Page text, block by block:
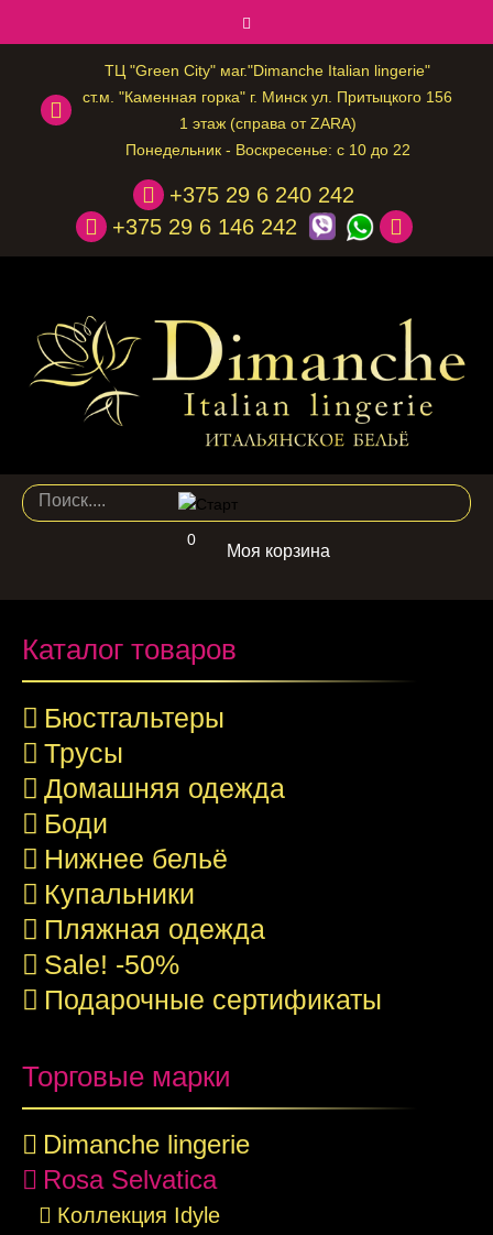
ТЦ "Green City" маг."Dimanche Italian lingerie"
ст.м. "Каменная горка" г. Минск ул. Притыцкого 156
1 этаж (справа от ZARA)
Понедельник - Воскресенье: с 10 до 22
+375 29 6 240 242
+375 29 6 146 242
0
Моя корзина
Каталог товаров
Бюстгальтеры
Трусы
Домашняя одежда
Боди
Нижнее бельё
Купальники
Пляжная одежда
Sale! -50%
Подарочные сертификаты
Торговые марки
Dimanche lingerie
Rosa Selvatica
Коллекция Idyle